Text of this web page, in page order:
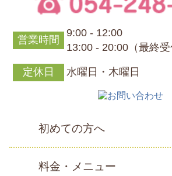
営業時間
9:00 - 12:00
13:00 - 20:00（最終受
定休日 水曜日・木曜日
初めての方へ
料金・メニュー